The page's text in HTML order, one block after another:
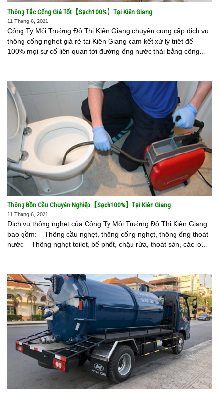
Thông Tắc Cống Giá Tốt【Sạch100%】Tại Kiên Giang
11 Tháng 6, 2021
Công Ty Môi Trường Đô Thị Kiên Giang chuyên cung cấp dịch vụ
thông cống nghẹt giá rẻ tại Kiên Giang cam kết xử lý triệt để
100% mọi sự cố liên quan tới đường ống nước thải bằng công
Thông Bồn Cầu Chuyên Nghiệp【Sạch100%】Tại Kiên Giang
11 Tháng 6, 2021
Dịch vụ thông nghẹt của Công Ty Môi Trường Đô Thị Kiên Giang
bao gồm: – Thông cầu nghẹt, thông cống nghẹt, thông ống thoát
nước – Thông nghẹt toilet, bể phốt, chậu rửa, thoát sàn, các loại